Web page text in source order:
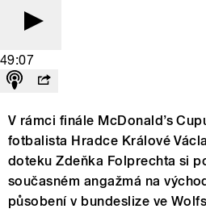
49:07
V rámci finále McDonald’s
fotbalista Hradce Králové
doteku Zdeňka Folprechta si
současném angažmá na
působení v bundeslize ve